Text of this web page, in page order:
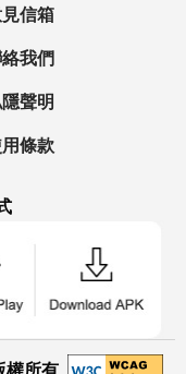
信箱
我們
聲明
條款